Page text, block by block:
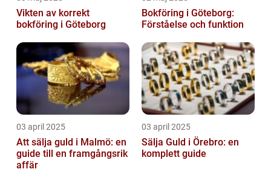
Vikten av korrekt
bokföring i Göteborg
Bokföring i Göteborg:
Förståelse och funktion
03 april 2025
Att sälja guld i Malmö: en
guide till en framgångsrik
affär
03 april 2025
Sälja Guld i Örebro: en
komplett guide